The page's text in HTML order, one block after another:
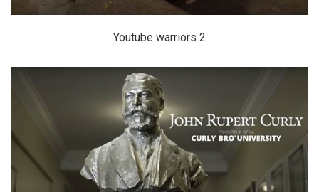
Youtube warriors 2